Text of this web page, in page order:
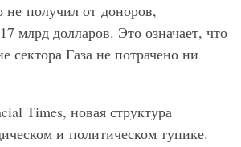
не получил от доноров,
млрд долларов. Это означает, что
сектора Газа не потрачено ни
Times, новая структура
и политическом тупике.